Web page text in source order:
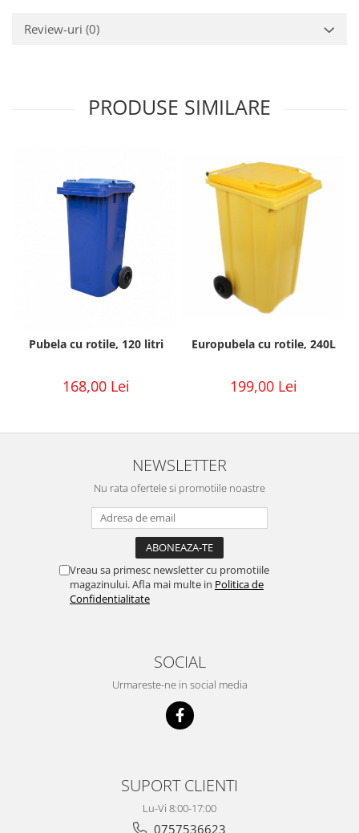
Review-uri (0)
PRODUSE SIMILARE
Pubela cu rotile, 120 litri
168,00 Lei
Europubela cu rotile, 240L
199,00 Lei
NEWSLETTER
Nu rata ofertele si promotiile noastre
Vreau sa primesc newsletter cu promotiile
magazinului. Afla mai multe in Politica de
Confidentialitate
SOCIAL
Urmareste-ne in social media
SUPORT CLIENTI
Lu-Vi 8:00-17:00
0757536623